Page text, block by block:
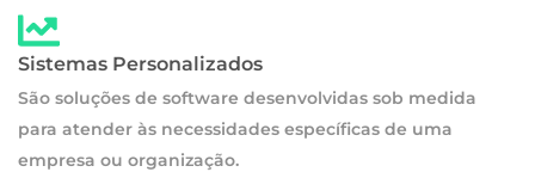
Sistemas Personalizados
São soluções de software desenvolvidas sob medida
para atender às necessidades específicas de uma
empresa ou organização.